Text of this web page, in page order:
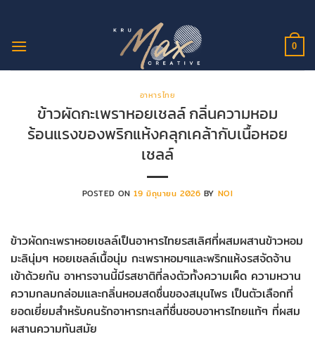
ยัง
0
อาหารไทย
ข้าวผัดกะเพราหอยเชลล์ กลิ่นความหอม
ร้อนแรงของพริกแห้งคลุกเคล้ากับเนื้อหอย
เชลล์
POSTED ON19 มิถุนายน 2026 BY NOI
ข้าวผัดกะเพราหอยเชลล์เป็นอาหารไทยรสเลิศที่ผสมผสานข้าวหอม
มะลินุ่มๆ หอยเชลล์เนื้อนุ่ม กะเพราหอมๆและพริกแห้งรสจัดจ้าน
เข้าด้วยกัน อาหารจานนี้มีรสชาติที่ลงตัวทั้งความเผ็ด ความหวาน
ความกลมกล่อมและกลิ่นหอมสดชื่นของสมุนไพร เป็นตัวเลือกที่
ยอดเยี่ยมสำหรับคนรักอาหารทะเลที่ชื่นชอบอาหารไทยแท้ๆ ที่ผสม
ผสานความทันสมัย